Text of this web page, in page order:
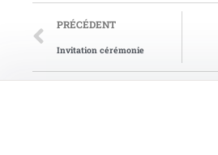
PRÉCÉDENT
Invitation cérémonie